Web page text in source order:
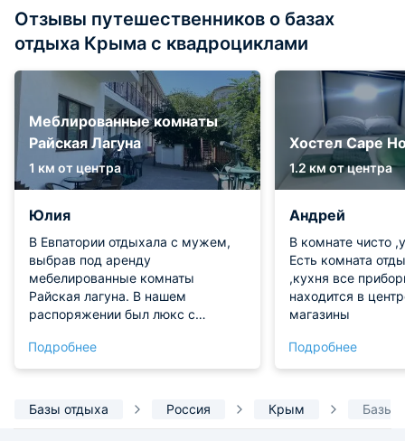
Отзывы путешественников о базах
отдыха Крыма с квадроциклами
Меблированные комнаты
Райская Лагуна
1 км от центра
Юлия
В Евпатории отдыхала с мужем,
выбрав под аренду
мебелированные комнаты
Райская лагуна. В нашем
распоряжении был люкс с
среднее, но и цена приемлемая.
Кухня оборудована, есть
микроволновка, печь. Ванная
Подробнее
Хостел Cape
1.2 км от центра
Андрей
В комнате чисто
Есть комната
,кухня все
находится в
магазины
Подробнее
Базы отдыха Россия Крым Базы